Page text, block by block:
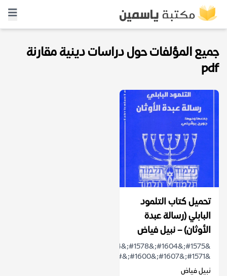
جميع المؤلفات حول دراسات دينية مقارنة
pdf
تحميل كتاب التلمود
البابلي (رسالة عبدة
الأوثان) – نبيل فياض
&#1571;&#1607;&#1600;&#...
نبيل فياض